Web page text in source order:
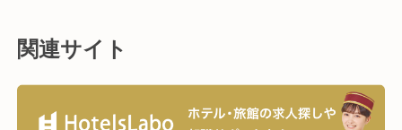
関連サイト